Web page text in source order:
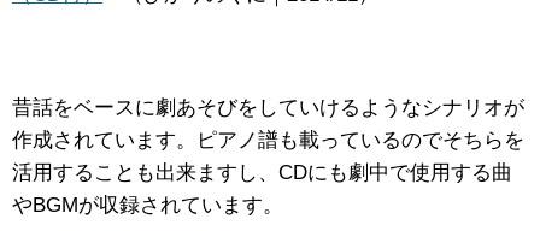
昔話をベースに劇あそびをしていけるようなシナリオが
作成されています。ピアノ譜も載っているのでそちらを
活用することも出来ますし、CDにも劇中で使用する曲
やBGMが収録されています。